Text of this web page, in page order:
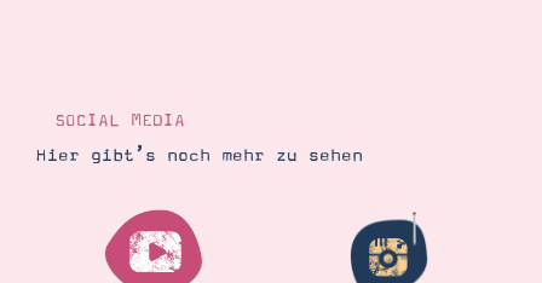
SOCIAL MEDIA
Hier gibt’s noch mehr zu sehen